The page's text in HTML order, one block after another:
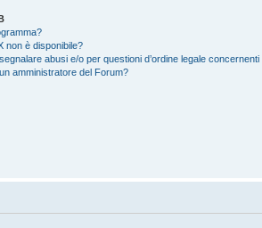
non è disponibile?
abusi e/o per questioni d’ordine legale
amministratore del Forum?